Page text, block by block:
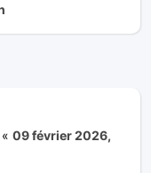
« 09 février 2026,